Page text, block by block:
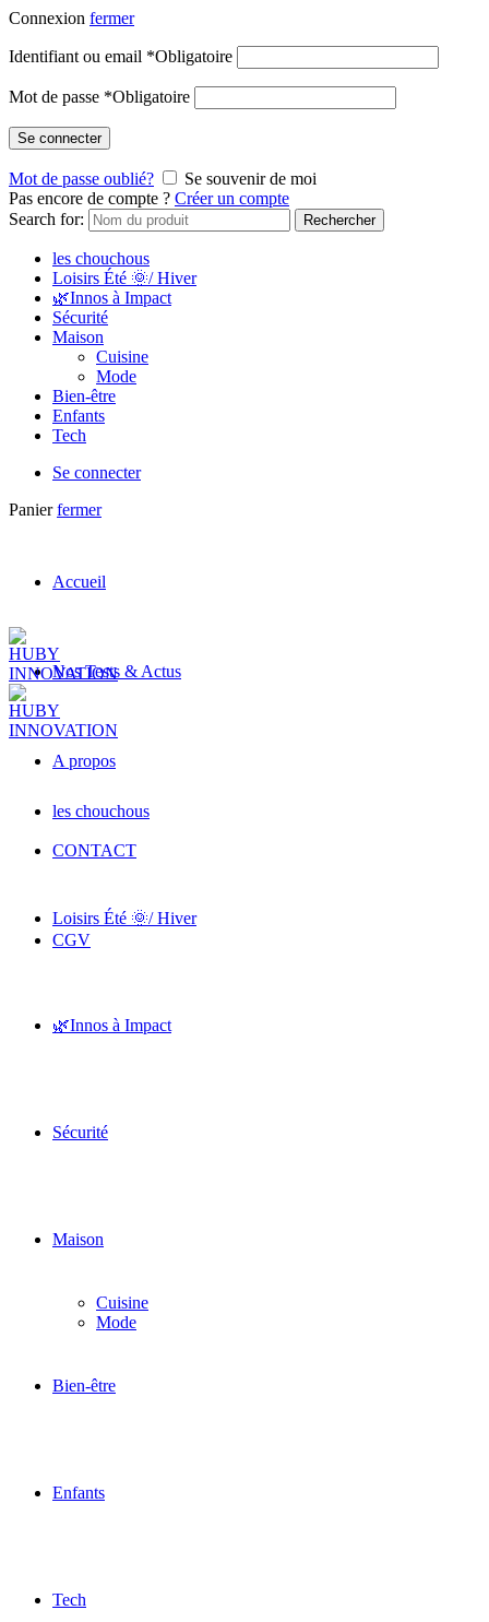
Connexion fermer
Identifiant ou email *Obligatoire
Mot de passe *Obligatoire
Se connecter
Mot de passe oublié?
Se souvenir de moi
Pas encore de compte ? Créer un compte
Search for:
Rechercher
les chouchous
Loisirs Été 🌞/ Hiver
🌿Innos à Impact
Sécurité
Maison
Cuisine
Mode
Bien-être
Enfants
Tech
Se connecter
Panier fermer
Accueil
Nos Tests & Actus
A propos
CONTACT
CGV
les chouchous
Loisirs Été 🌞/ Hiver
🌿Innos à Impact
Sécurité
Maison
Cuisine
Mode
Bien-être
Enfants
Tech